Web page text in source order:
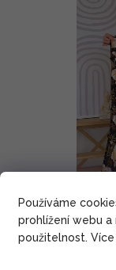
Používáme
prohlížení webu
použitelnost.